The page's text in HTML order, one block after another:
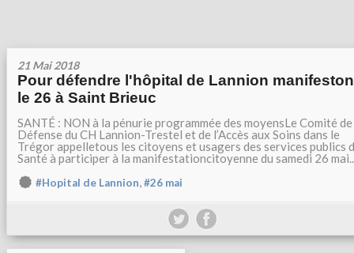
21 Mai 2018
Pour défendre l'hôpital de Lannion
le 26 à Saint Brieuc
SANTÉ : NON à la pénurie programmée des moyensLe Comité de
Défense du CH Lannion-Trestel et de l’Accès aux Soins dans le
Trégor appelletous les citoyens et usagers des services publics
Santé à participer à la manifestationcitoyenne du samedi 26
#Hopital de Lannion,#26 mai